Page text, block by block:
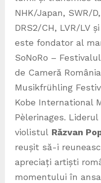
NHK/Japan, SWR/
DRS2/CH, LVR/LV
este fondator al
SoNoRo –
de Cameră
Musikfrühling
Kobe International
Pèlerinages.
violistul Răzvan
reușit să-i
apreciați artiști
momentului în